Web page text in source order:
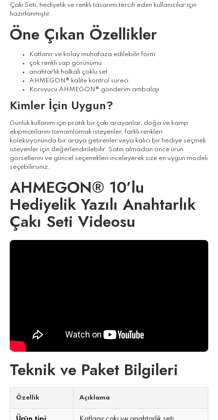
Çakı Seti, hediyelik ve renkli tasarımı tercih eden kullanıcılar için
hazırlanmıştır.
Öne Çıkan Özellikler
Katlanır ve kolay muhafaza edilebilir form
çok renkli sap görünümü
anahtarlık halkalı çoklu set
AHMEGON® kalite kontrol süreci
Koruyucu AHMEGON® gönderim ambalajı
Kimler İçin Uygun?
Günlük kullanım için pratik bir çakı arayanlar, doğa ve kamp
ekipmanlarını tamamlamak isteyenler, farklı renkleri
koleksiyonunda bir araya getirenler veya kalıcı bir hediye seçmek
isteyenler için değerlendirilebilir. Satın almadan önce ürün
görsellerini ve güncel seçenekleri inceleyerek size en uygun modeli
seçebilirsiniz.
AHMEGON® 10’lu
Hediyelik Yazılı Anahtarlık
Çakı Seti Videosu
Teknik ve Paket Bilgileri
Özellik Açıklama